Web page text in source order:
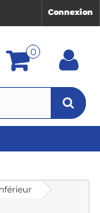
Connexion
0